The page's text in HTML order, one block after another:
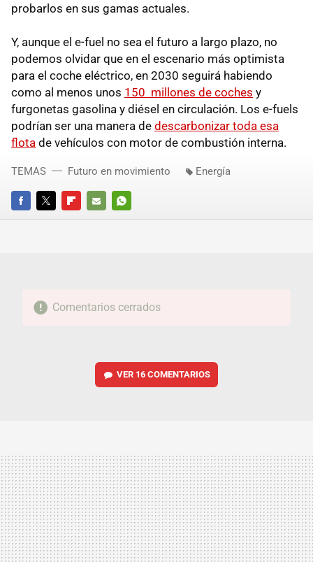
probarlos en sus gamas actuales.
Y, aunque el e-fuel no sea el futuro a largo plazo, no
podemos olvidar que en el escenario más optimista
para el coche eléctrico, en 2030 seguirá habiendo
como al menos unos 150 millones de coches y
furgonetas gasolina y diésel en circulación. Los e-fuels
podrían ser una manera de descarbonizar toda esa
flota de vehículos con motor de combustión interna.
FACEBOOKTWITTERFLIPBOARD
E-
WHATSAPP
TEMAS Futuro en movimiento Energía
Comentarios cerrados
VER 16 COMENTARIOS